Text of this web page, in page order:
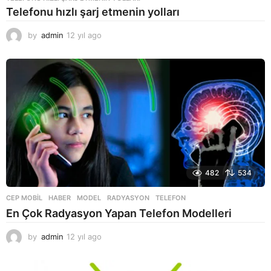
Telefonu hızlı şarj etmenin yolları
by admin 12 yıl ago
y
l
a
g
o
482 534
CEP MOBIL ,HABER MODEL ,RADYASYON ,TELEFON
En Çok Radyasyon Yapan Telefon Modelleri
by admin 12 yıl ago